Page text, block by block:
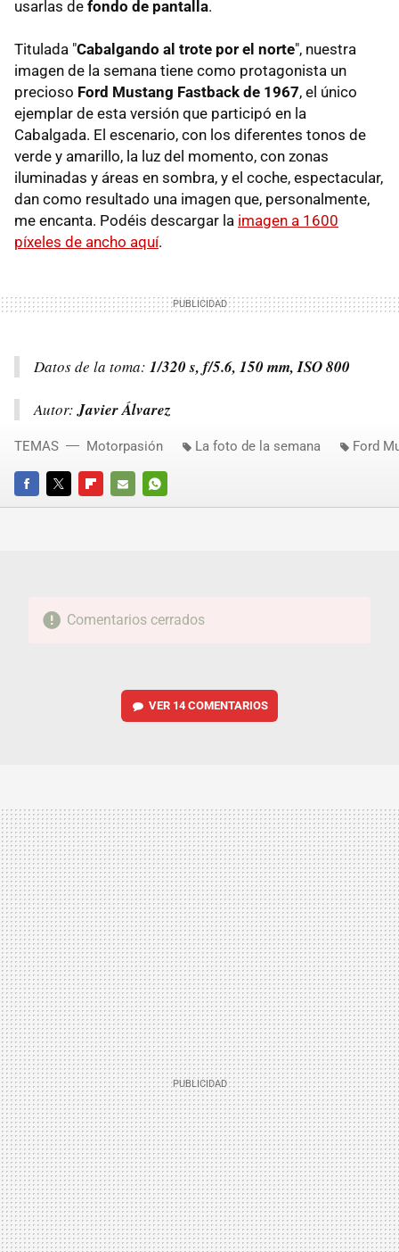
usarlas de fondo de pantalla.
Titulada "Cabalgando al trote por el norte", nuestra
imagen de la semana tiene como protagonista un
precioso Ford Mustang Fastback de 1967, el único
ejemplar de esta versión que participó en la
Cabalgada. El escenario, con los diferentes tonos de
verde y amarillo, la luz del momento, con zonas
iluminadas y áreas en sombra, y el coche, espectacular,
dan como resultado una imagen que, personalmente,
me encanta. Podéis descargar la imagen a 1600
píxeles de ancho aquí.
Datos de la toma: 1/320 s, f/5.6, 150 mm, ISO 800
Autor:Javier Álvarez
FACEBOOKTWITTERFLIPBOARD
E-
WHATSAPP
TEMAS Motorpasión La foto de la semana Ford
Comentarios cerrados
VER 14 COMENTARIOS